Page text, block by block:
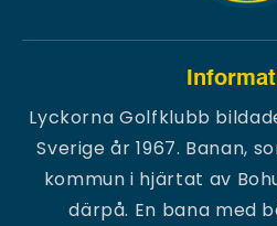
Lyckorna Golfklubb
Sverige år 1967. Banan,
kommun i hjärtat av
därpå. En bana med